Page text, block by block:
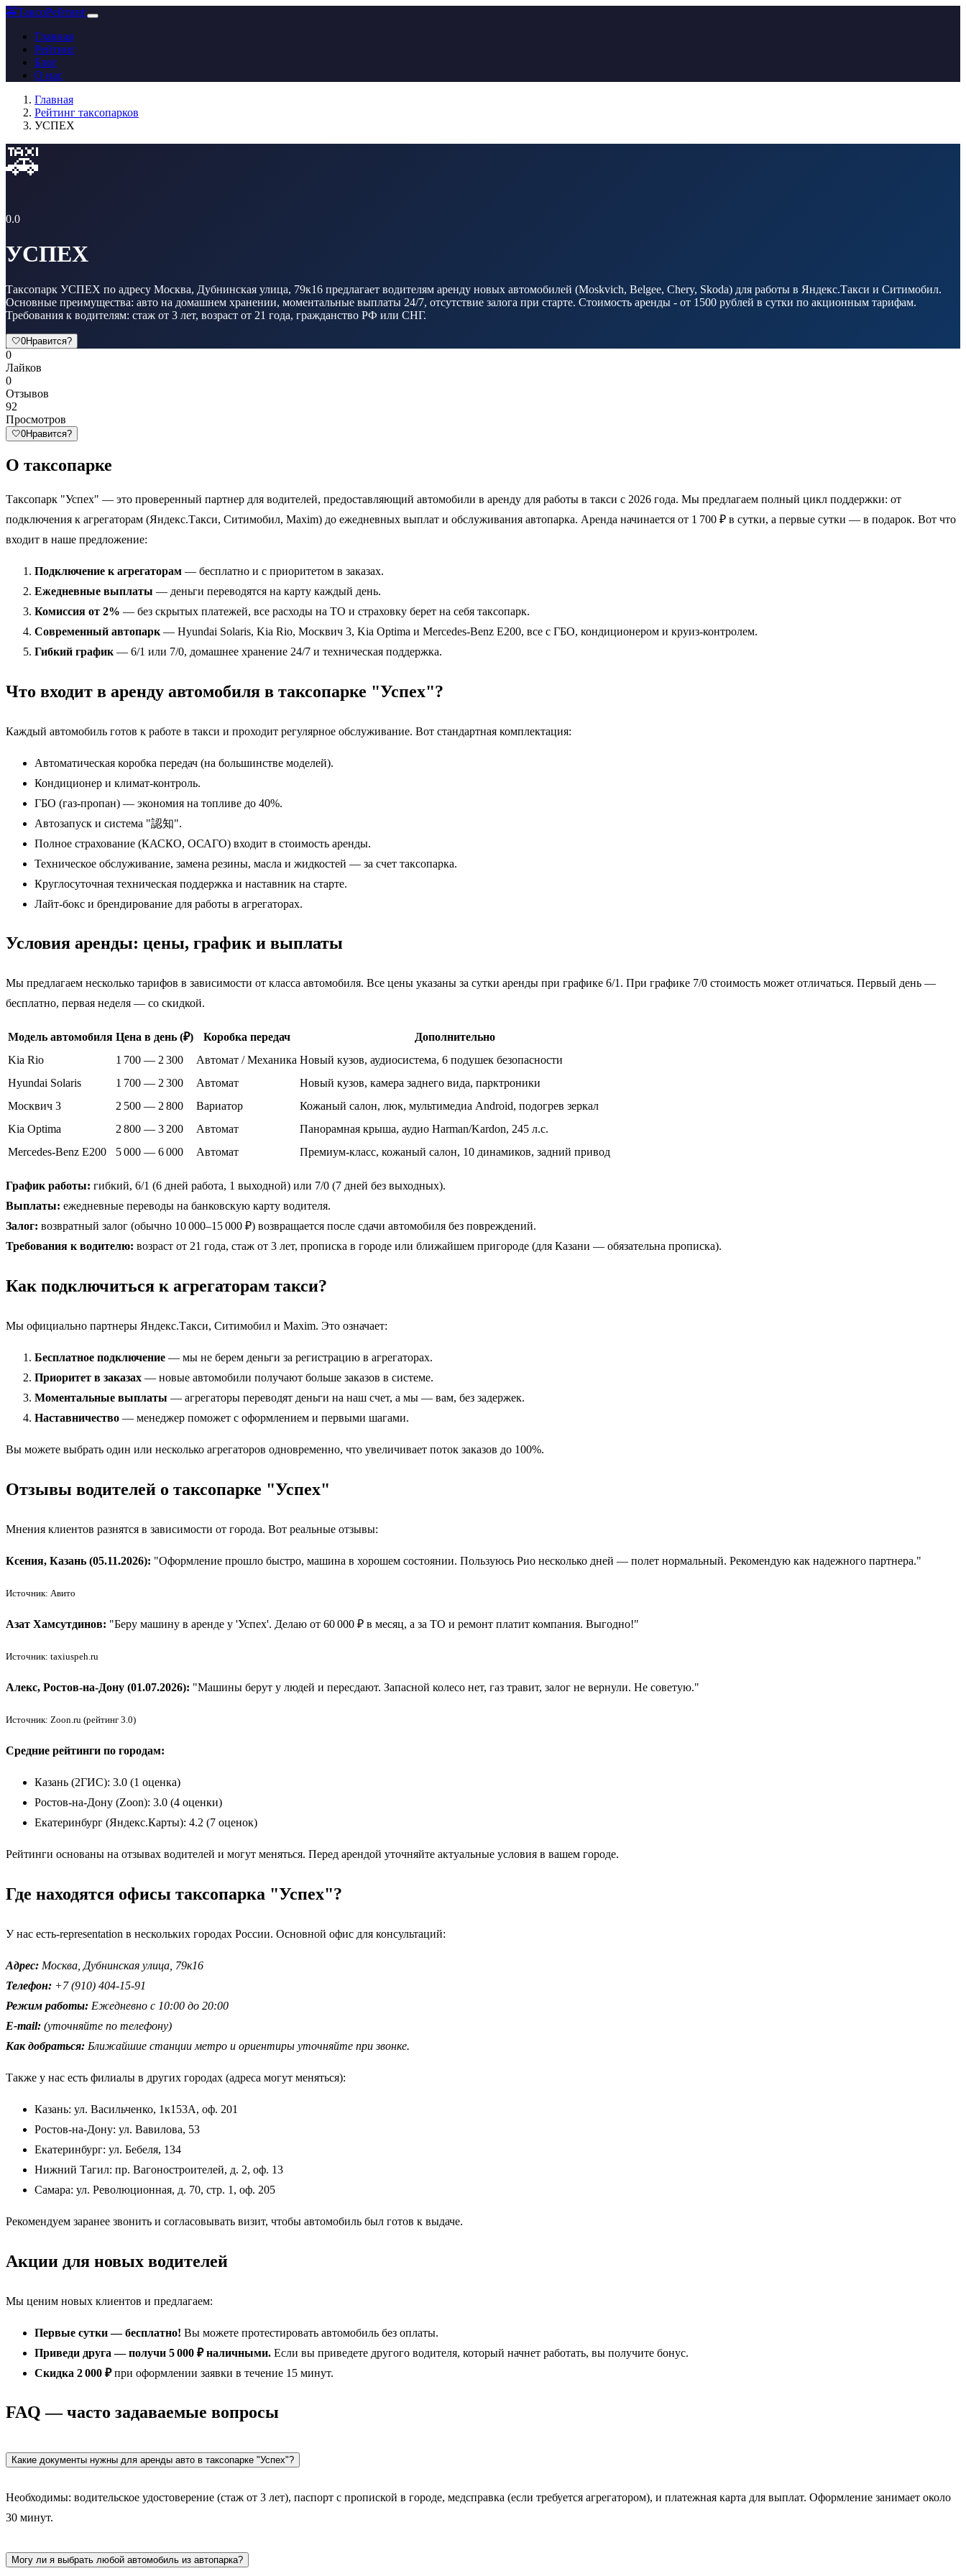
🚕ТаксоРейтинг
Главная
Рейтинг
Блог
О нас
Главная
Рейтинг таксопарков
УСПЕХ
🚕
0.0
УСПЕХ
Таксопарк УСПЕХ по адресу Москва, Дубнинская улица, 79к16 предлагает водителям аренду новых автомобилей (Moskvich, Belgee, Chery, Skoda) для работы в Яндекс.Такси и Ситимобил.
Основные преимущества: авто на домашнем хранении, моментальные выплаты 24/7, отсутствие залога при старте. Стоимость аренды - от 1500 рублей в сутки по акционным тарифам.
Требования к водителям: стаж от 3 лет, возраст от 21 года, гражданство РФ или СНГ.
🤍0Нравится?
0
Лайков
0
Отзывов
92
Просмотров
🤍0Нравится?
О таксопарке
Таксопарк "Успех" — это проверенный партнер для водителей, предоставляющий автомобили в аренду для работы в такси с 2026 года. Мы предлагаем полный цикл поддержки: от
подключения к агрегаторам (Яндекс.Такси, Ситимобил, Maxim) до ежедневных выплат и обслуживания автопарка. Аренда начинается от 1 700 ₽ в сутки, а первые сутки — в подарок. Вот что
входит в наше предложение:
Подключение к агрегаторам — бесплатно и с приоритетом в заказах.
Ежедневные выплаты — деньги переводятся на карту каждый день.
Комиссия от 2% — без скрытых платежей, все расходы на ТО и страховку берет на себя таксопарк.
Современный автопарк — Hyundai Solaris, Kia Rio, Москвич 3, Kia Optima и Mercedes-Benz E200, все с ГБО, кондиционером и круиз-контролем.
Гибкий график — 6/1 или 7/0, домашнее хранение 24/7 и техническая поддержка.
Что входит в аренду автомобиля в таксопарке "Успех"?
Каждый автомобиль готов к работе в такси и проходит регулярное обслуживание. Вот стандартная комплектация:
Автоматическая коробка передач (на большинстве моделей).
Кондиционер и климат-контроль.
ГБО (газ-пропан) — экономия на топливе до 40%.
Автозапуск и система "認知".
Полное страхование (КАСКО, ОСАГО) входит в стоимость аренды.
Техническое обслуживание, замена резины, масла и жидкостей — за счет таксопарка.
Круглосуточная техническая поддержка и наставник на старте.
Лайт-бокс и брендирование для работы в агрегаторах.
Условия аренды: цены, график и выплаты
Мы предлагаем несколько тарифов в зависимости от класса автомобиля. Все цены указаны за сутки аренды при графике 6/1. При графике 7/0 стоимость может отличаться. Первый день —
бесплатно, первая неделя — со скидкой.
Модель автомобиля Цена в день (₽) Коробка передач
Дополнительно
Kia Rio
1 700 — 2 300 Автомат / Механика Новый кузов, аудиосистема, 6 подушек безопасности
Hyundai Solaris
1 700 — 2 300 Автомат
Новый кузов, камера заднего вида, парктроники
Москвич 3
2 500 — 2 800 Вариатор
Кожаный салон, люк, мультимедиа Android, подогрев зеркал
Kia Optima
2 800 — 3 200 Автомат
Панорамная крыша, аудио Harman/Kardon, 245 л.с.
Mercedes-Benz E200
5 000 — 6 000 Автомат Премиум-класс, кожаный салон, 10 динамиков, задний привод
График работы: гибкий, 6/1 (6 дней работа, 1 выходной) или 7/0 (7 дней без выходных).
Выплаты: ежедневные переводы на банковскую карту водителя.
Залог: возвратный залог (обычно 10 000–15 000 ₽) возвращается после сдачи автомобиля без повреждений.
Требования к водителю: возраст от 21 года, стаж от 3 лет, прописка в городе или ближайшем пригороде (для Казани — обязательна прописка).
Как подключиться к агрегаторам такси?
Мы официально партнеры Яндекс.Такси, Ситимобил и Maxim. Это означает:
Бесплатное подключение — мы не берем деньги за регистрацию в агрегаторах.
Приоритет в заказах — новые автомобили получают больше заказов в системе.
Моментальные выплаты — агрегаторы переводят деньги на наш счет, а мы — вам, без задержек.
Наставничество — менеджер поможет с оформлением и первыми шагами.
Вы можете выбрать один или несколько агрегаторов одновременно, что увеличивает поток заказов до 100%.
Отзывы водителей о таксопарке "Успех"
Мнения клиентов разнятся в зависимости от города. Вот реальные отзывы:
Ксения, Казань (05.11.2026): "Оформление прошло быстро, машина в хорошем состоянии. Пользуюсь Рио несколько дней — полет нормальный. Рекомендую как надежного партнера."
Источник: Авито
Азат Хамсутдинов: "Беру машину в аренде у 'Успех'. Делаю от 60 000 ₽ в месяц, а за ТО и ремонт платит компания. Выгодно!"
Источник: taxiuspeh.ru
Алекс, Ростов-на-Дону (01.07.2026): "Машины берут у людей и пересдают. Запасной колесо нет, газ травит, залог не вернули. Не советую."
Источник: Zoon.ru (рейтинг 3.0)
Средние рейтинги по городам:
Казань (2ГИС): 3.0 (1 оценка)
Ростов-на-Дону (Zoon): 3.0 (4 оценки)
Екатеринбург (Яндекс.Карты): 4.2 (7 оценок)
Рейтинги основаны на отзывах водителей и могут меняться. Перед арендой уточняйте актуальные условия в вашем городе.
Где находятся офисы таксопарка "Успех"?
У нас есть-representation в нескольких городах России. Основной офис для консультаций:
Адрес: Москва, Дубнинская улица, 79к16
Телефон: +7 (910) 404-15-91
Режим работы: Ежедневно с 10:00 до 20:00
E-mail: (уточняйте по телефону)
Как добраться: Ближайшие станции метро и ориентиры уточняйте при звонке.
Также у нас есть филиалы в других городах (адреса могут меняться):
Казань: ул. Васильченко, 1к153А, оф. 201
Ростов-на-Дону: ул. Вавилова, 53
Екатеринбург: ул. Бебеля, 134
Нижний Тагил: пр. Вагоностроителей, д. 2, оф. 13
Самара: ул. Революционная, д. 70, стр. 1, оф. 205
Рекомендуем заранее звонить и согласовывать визит, чтобы автомобиль был готов к выдаче.
Акции для новых водителей
Мы ценим новых клиентов и предлагаем:
Первые сутки — бесплатно! Вы можете протестировать автомобиль без оплаты.
Приведи друга — получи 5 000 ₽ наличными. Если вы приведете другого водителя, который начнет работать, вы получите бонус.
Скидка 2 000 ₽при оформлении заявки в течение 15 минут.
FAQ — часто задаваемые вопросы
Какие документы нужны для аренды авто в таксопарке "Успех"?
Необходимы: водительское удостоверение (стаж от 3 лет), паспорт с пропиской в городе, медсправка (если требуется агрегатором), и платежная карта для выплат. Оформление занимает около
30 минут.
Могу ли я выбрать любой автомобиль из автопарка?